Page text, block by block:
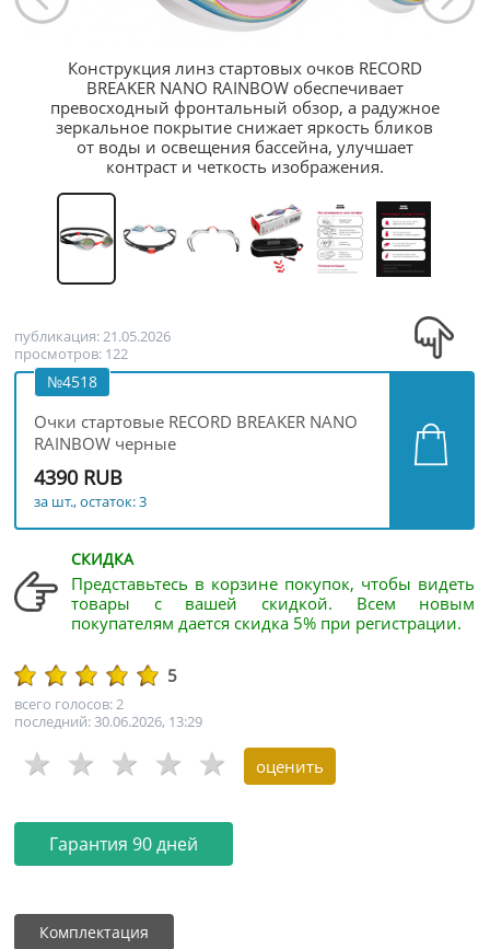
Конструкция линз стартовых очков RECORD
BREAKER NANO RAINBOW обеспечивает
превосходный фронтальный обзор, а радужное
зеркальное покрытие снижает яркость бликов
от воды и освещения бассейна, улучшает
контраст и четкость изображения.
публикация: 21.05.2026
просмотров: 122
№4518
Очки стартовые RECORD BREAKER NANO
RAINBOW черные
4390 RUB
за шт., остаток: 3
СКИДКА
Представьтесь в корзине покупок, чтобы видеть
товары с вашей скидкой. Всем новым
покупателям дается скидка 5% при регистрации.
5
всего голосов: 2
последний: 30.06.2026, 13:29
Гарантия 90 дней
Комплектация